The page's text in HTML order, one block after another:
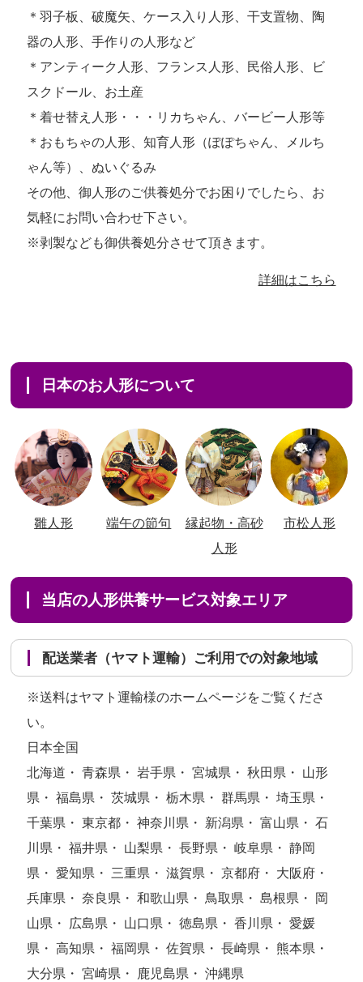
＊羽子板、破魔矢、ケース入り人形、干支置物、陶
器の人形、手作りの人形など
＊アンティーク人形、フランス人形、民俗人形、ビ
スクドール、お土産
＊着せ替え人形・・・リカちゃん、バービー人形等
＊おもちゃの人形、知育人形（ぽぽちゃん、メルち
ゃん等）、ぬいぐるみ
その他、御人形のご供養処分でお困りでしたら、お
気軽にお問い合わせ下さい。
※剥製なども御供養処分させて頂きます。
詳細はこちら
日本のお人形について
雛人形 端午の節句
縁起物・高砂
人形
市松人形
当店の人形供養サービス対象エリア
配送業者（ヤマト運輸）ご利用での対象地域
※送料はヤマト運輸様のホームページをご覧くださ
い。
日本全国
北海道・ 青森県・ 岩手県・ 宮城県・ 秋田県・ 山形
県・ 福島県・ 茨城県・ 栃木県・ 群馬県・ 埼玉県・
千葉県・ 東京都・ 神奈川県・ 新潟県・ 富山県・ 石
川県・ 福井県・ 山梨県・ 長野県・ 岐阜県・ 静岡
県・ 愛知県・ 三重県・ 滋賀県・ 京都府・ 大阪府・
兵庫県・ 奈良県・ 和歌山県・ 鳥取県・ 島根県・ 岡
山県・ 広島県・ 山口県・ 徳島県・ 香川県・ 愛媛
県・ 高知県・ 福岡県・ 佐賀県・ 長崎県・ 熊本県・
大分県・ 宮崎県・ 鹿児島県・ 沖縄県